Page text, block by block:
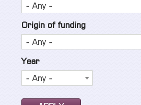
მისია და მიზნები
საქმიანობა
პარტნიორები და დონორები
სიახლეები
პუბლიკაციები
- Any -
Origin of funding
- Any -
Year
- Any -